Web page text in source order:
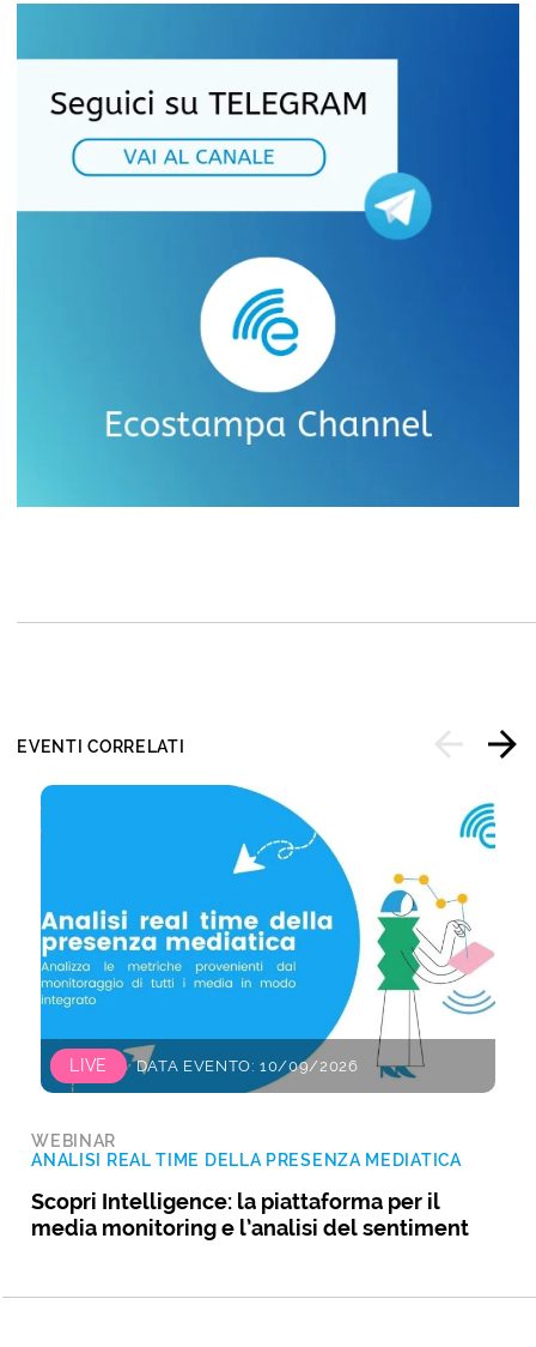
EVENTI CORRELATI
LIVE DATA EVENTO: 10/09/2026
WEBINAR
ANALISI REAL TIME DELLA PRESENZA MEDIATICA
Scopri Intelligence: la piattaforma per il
media monitoring e l’analisi del sentiment